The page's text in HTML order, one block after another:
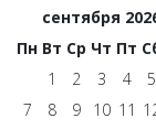
сентября
Пн Вт Ср Чт Пт
1
2 3 4 5
7
8 9 10 11